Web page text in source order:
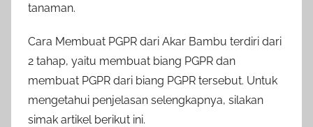
tanaman.
Cara Membuat PGPR dari Akar Bambu terdiri dari
2 tahap, yaitu membuat biang PGPR dan
membuat PGPR dari biang PGPR tersebut. Untuk
mengetahui penjelasan selengkapnya, silakan
simak artikel berikut ini.